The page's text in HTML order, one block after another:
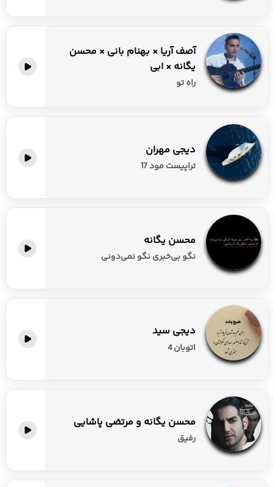
آصف آریا × بهنام بانی × محسن
یگانه × ابی
راه تو
دیجی مهران
تراپیست مود 17
محسن یگانه
نگو بی‌خبری نگو نمی‌دونی
دیجی سید
اتوبان 4
محسن یگانه و مرتضی پاشایی
رفیق